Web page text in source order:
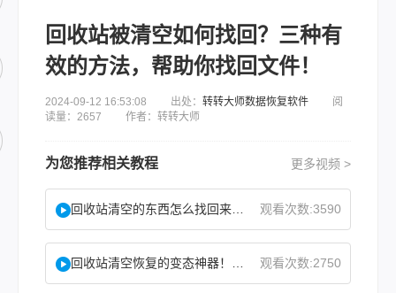
回收站被清空如何找回？三种有
效的方法，帮助你找回文件！
2024-09-12 16:53:08 出处： 转转大师数据恢复软件 阅
读量：2657 作者：转转大师
为您推荐相关教程 更多视频 >
观看次数:3590
观看次数:2750